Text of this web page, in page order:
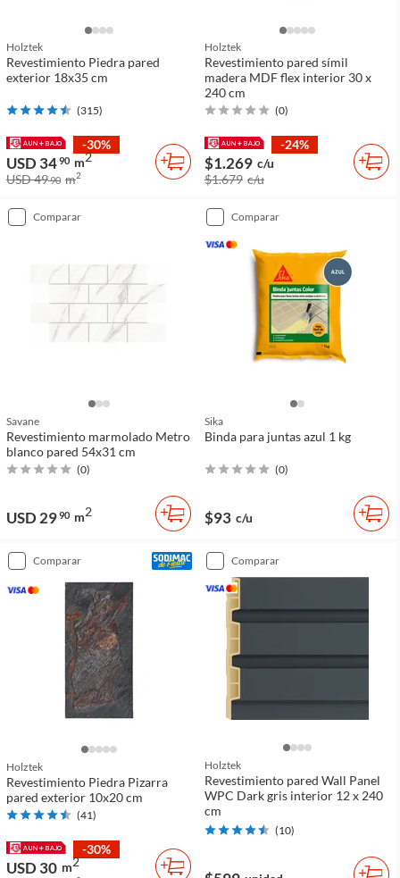
Holztek
Revestimiento Piedra pared
exterior 18x35 cm
(315)
-30%
USD 3490 m2
USD 4990 m2
Holztek
Revestimiento pared símil
madera MDF flex interior 30 x
240 cm
(0)
-24%
$1.269 c/u
$1.679 c/u
comparar
Savane
Revestimiento marmolado Metro
blanco pared 54x31 cm
(0)
USD 2990 m2
comparar
Sika
Binda para juntas azul 1 kg
(0)
$93 c/u
comparar
Holztek
Revestimiento Piedra Pizarra
pared exterior 10x20 cm
(41)
-30%
USD 30 m2
comparar
Holztek
Revestimiento pared Wall Panel
WPC Dark gris interior 12 x 240
cm
(10)